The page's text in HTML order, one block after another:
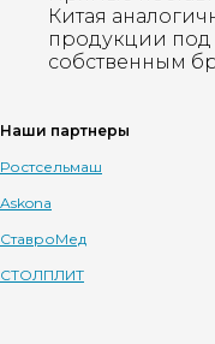
Китая
продукции под
собственным
Наши партнеры
Ростсельмаш
Askona
СтавроМед
СТОЛПЛИТ